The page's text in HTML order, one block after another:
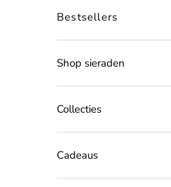
Bestsellers
Shop sieraden
Collecties
Cadeaus